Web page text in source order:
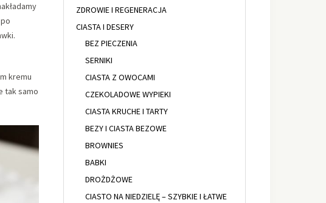
kremu
tak samo
ZDROWIE I REGENERACJA
CIASTA I DESERY
BEZ PIECZENIA
SERNIKI
CIASTA Z OWOCAMI
CZEKOLADOWE WYPIEKI
CIASTA KRUCHE I TARTY
BEZY I CIASTA BEZOWE
BROWNIES
BABKI
DROŻDŻOWE
CIASTO NA NIEDZIELĘ – SZYBKIE I ŁATWE